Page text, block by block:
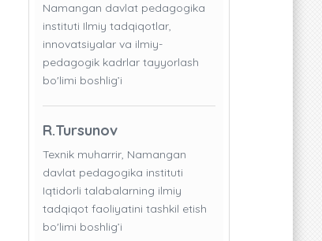
Namangan davlat pedagogika
instituti Ilmiy tadqiqotlar,
innovatsiyalar va ilmiy-
pedagogik kadrlar tayyorlash
bo'limi boshlig’i
R.Tursunov
Texnik muharrir, Namangan
davlat pedagogika instituti
Iqtidorli talabalarning ilmiy
tadqiqot faoliyatini tashkil etish
bo'limi boshlig’i